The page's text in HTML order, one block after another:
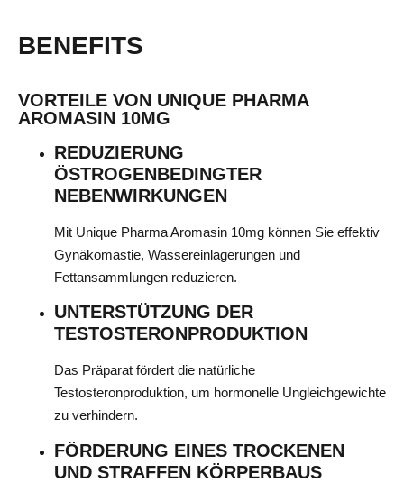
BENEFITS
VORTEILE VON UNIQUE PHARMA
AROMASIN 10MG
REDUZIERUNG
ÖSTROGENBEDINGTER
NEBENWIRKUNGEN
Mit Unique Pharma Aromasin 10mg können Sie effektiv
Gynäkomastie, Wassereinlagerungen und
Fettansammlungen reduzieren.
UNTERSTÜTZUNG DER
TESTOSTERONPRODUKTION
Das Präparat fördert die natürliche
Testosteronproduktion, um hormonelle Ungleichgewichte
zu verhindern.
FÖRDERUNG EINES TROCKENEN
UND STRAFFEN KÖRPERBAUS